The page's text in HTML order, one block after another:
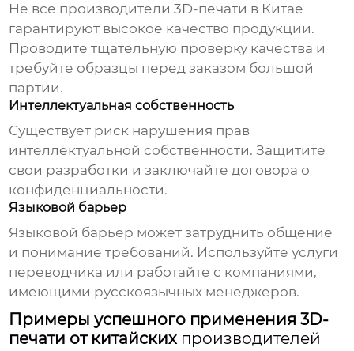
Не все производители 3D-печати в Китае
гарантируют высокое качество продукции.
Проводите тщательную проверку качества и
требуйте образцы перед заказом большой
партии.
Интеллектуальная собственность
Существует риск нарушения прав
интеллектуальной собственности. Защитите
свои разработки и заключайте договора о
конфиденциальности.
Языковой барьер
Языковой барьер может затруднить общение
и понимание требований. Используйте услуги
переводчика или работайте с компаниями,
имеющими русскоязычных менеджеров.
Примеры успешного применения 3D-
печати от китайских производителей